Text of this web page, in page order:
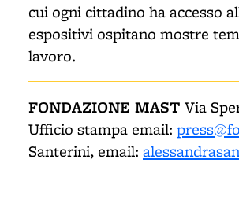
cui ogni cittadino ha accesso
espositivi ospitano mostre
lavoro.
FONDAZIONE MAST Via
Ufficio stampa email:
Santerini, email: